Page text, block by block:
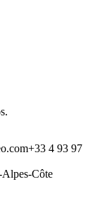
+33 4 93 97
Alpes-Côte